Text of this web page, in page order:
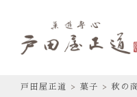
戸田屋正道 > 菓子 > 秋の